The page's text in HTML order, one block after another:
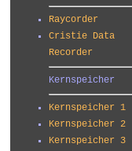
Raycorder
Cristie Data
Recorder
Kernspeicher
Kernspeicher 1
Kernspeicher 2
Kernspeicher 3